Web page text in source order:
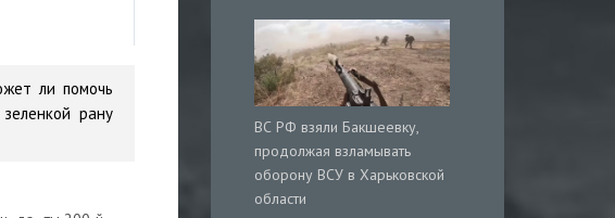
ли помочь
рану
ВС РФ взяли Бакшеевку,
продолжая взламывать
оборону ВСУ в Харьковской
области